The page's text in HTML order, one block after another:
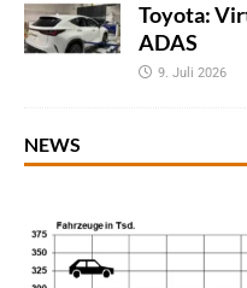
Toyota:
ADAS
9. Juli 2026
NEWS